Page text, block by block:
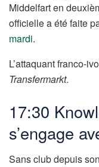
Middelfart en
officielle a été faite
mardi.
L’attaquant franco-
Transfermarkt.
17:30
s’engage
Sans club depuis